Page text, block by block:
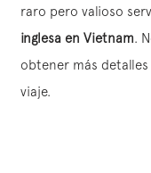
raro pero valioso
inglesa en Vietnam.
obtener más
viaje.